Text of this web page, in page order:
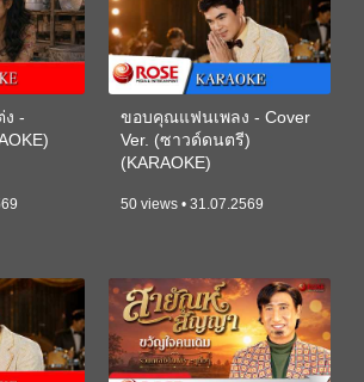
ง -
ขอบคุณแฟนเพลง - Cover
Ver. (ซาวด์ดนตรี)
(KARAOKE)
50 views • 31.07.2569